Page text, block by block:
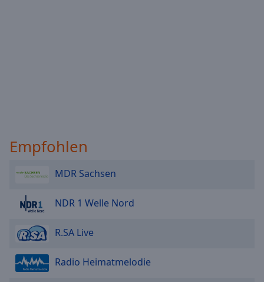
Empfohlen
MDR Sachsen
NDR 1 Welle Nord
R.SA Live
Radio Heimatmelodie